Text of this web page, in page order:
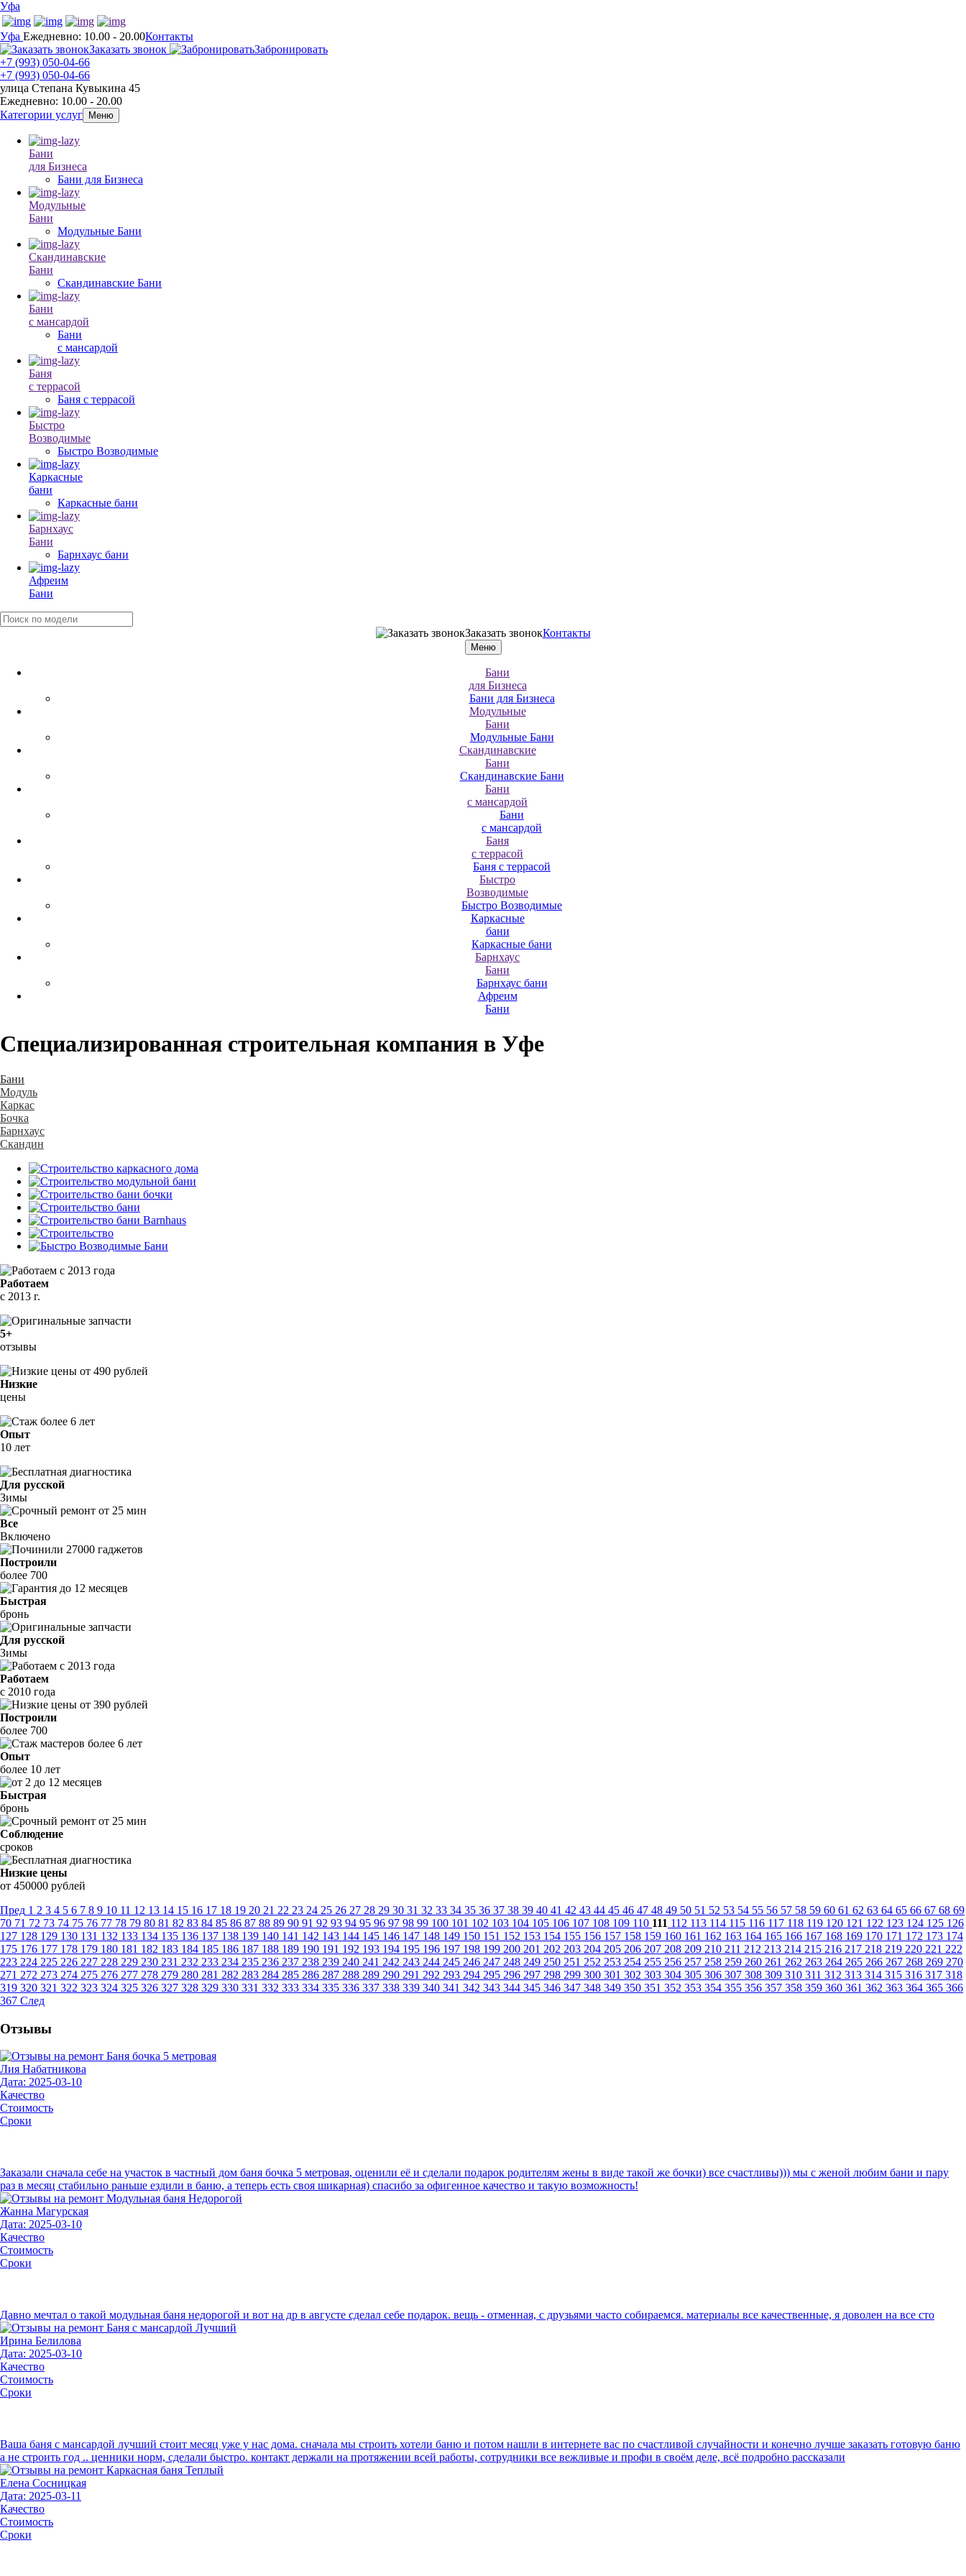
Уфа
Уфа Ежедневно: 10.00 - 20.00Контакты
Заказать звонок
Забронировать
+7 (993) 050-04-66
+7 (993) 050-04-66
улица Степана Кувыкина 45
Ежедневно: 10.00 - 20.00
Категории услуг
Меню
Бани
для Бизнеса
Бани для Бизнеса
Модульные
Бани
Модульные Бани
Скандинавские
Бани
Скандинавские Бани
Бани
с мансардой
Бани
с мансардой
Баня
с террасой
Баня с террасой
Быстро
Возводимые
Быстро Возводимые
Каркасные
бани
Каркасные бани
Барнхаус
Бани
Барнхаус бани
Афреим
Бани
Заказать звонокКонтакты
Меню
Бани
для Бизнеса
Бани для Бизнеса
Модульные
Бани
Модульные Бани
Скандинавские
Бани
Скандинавские Бани
Бани
с мансардой
Бани
с мансардой
Баня
с террасой
Баня с террасой
Быстро
Возводимые
Быстро Возводимые
Каркасные
бани
Каркасные бани
Барнхаус
Бани
Барнхаус бани
Афреим
Бани
Специализированная строительная компания в Уфе
Бани
Модуль
Каркас
Бочка
Барнхаус
Скандин
Работаем
с 2013 г.
5+
отзывы
Низкие
цены
Опыт
10 лет
Для русской
Зимы
Все
Включено
Построили
более 700
Быстрая
бронь
Для русской
Зимы
Работаем
с 2010 года
Построили
более 700
Опыт
более 10 лет
Быстрая
бронь
Соблюдение
сроков
Низкие цены
от 450000 рублей
Пред 1 2 3 4 5 6 7 8 9 10 11 12 13 14 15 16 17 18 19 20 21 22 23 24 25 26 27 28 29 30 31 32 33 34 35 36 37 38 39 40 41 42 43 44 45 46 47 48 49 50 51 52 53 54 55 56 57 58 59 60 61 62 63 64 65 66 67 68 69
70 71 72 73 74 75 76 77 78 79 80 81 82 83 84 85 86 87 88 89 90 91 92 93 94 95 96 97 98 99 100 101 102 103 104 105 106 107 108 109 110 111 112 113 114 115 116 117 118 119 120 121 122 123 124 125 126
127 128 129 130 131 132 133 134 135 136 137 138 139 140 141 142 143 144 145 146 147 148 149 150 151 152 153 154 155 156 157 158 159 160 161 162 163 164 165 166 167 168 169 170 171 172 173 174
175 176 177 178 179 180 181 182 183 184 185 186 187 188 189 190 191 192 193 194 195 196 197 198 199 200 201 202 203 204 205 206 207 208 209 210 211 212 213 214 215 216 217 218 219 220 221 222
223 224 225 226 227 228 229 230 231 232 233 234 235 236 237 238 239 240 241 242 243 244 245 246 247 248 249 250 251 252 253 254 255 256 257 258 259 260 261 262 263 264 265 266 267 268 269 270
271 272 273 274 275 276 277 278 279 280 281 282 283 284 285 286 287 288 289 290 291 292 293 294 295 296 297 298 299 300 301 302 303 304 305 306 307 308 309 310 311 312 313 314 315 316 317 318
319 320 321 322 323 324 325 326 327 328 329 330 331 332 333 334 335 336 337 338 339 340 341 342 343 344 345 346 347 348 349 350 351 352 353 354 355 356 357 358 359 360 361 362 363 364 365 366
367 След
Отзывы
Лия Набатникова
Дата: 2025-03-10
Качество
Стоимость
Сроки
Заказали сначала себе на участок в частный дом баня бочка 5 метровая, оценили её и сделали подарок родителям жены в виде такой же бочки) все счастливы))) мы с женой любим бани и пару
раз в месяц стабильно раньше ездили в баню, а теперь есть своя шикарная) спасибо за офигенное качество и такую возможность!
Жанна Магурская
Дата: 2025-03-10
Качество
Стоимость
Сроки
Давно мечтал о такой модульная баня недорогой и вот на др в августе сделал себе подарок. вещь - отменная, с друзьями часто собираемся. материалы все качественные, я доволен на все сто
Ирина Белилова
Дата: 2025-03-10
Качество
Стоимость
Сроки
Ваша баня с мансардой лучший стоит месяц уже у нас дома. сначала мы строить хотели баню и потом нашли в интернете вас по счастливой случайности и конечно лучше заказать готовую баню
а не строить год .. ценники норм, сделали быстро. контакт держали на протяжении всей работы, сотрудники все вежливые и профи в своём деле, всё подробно рассказали
Елена Сосницкая
Дата: 2025-03-11
Качество
Стоимость
Сроки